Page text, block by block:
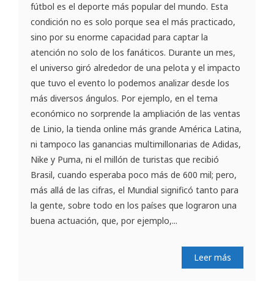
fútbol es el deporte más popular del mundo. Esta
condición no es solo porque sea el más practicado,
sino por su enorme capacidad para captar la
atención no solo de los fanáticos. Durante un mes,
el universo giró alrededor de una pelota y el impacto
que tuvo el evento lo podemos analizar desde los
más diversos ángulos. Por ejemplo, en el tema
económico no sorprende la ampliación de las ventas
de Linio, la tienda online más grande América Latina,
ni tampoco las ganancias multimillonarias de Adidas,
Nike y Puma, ni el millón de turistas que recibió
Brasil, cuando esperaba poco más de 600 mil; pero,
más allá de las cifras, el Mundial significó tanto para
la gente, sobre todo en los países que lograron una
buena actuación, que, por ejemplo,...
Leer más